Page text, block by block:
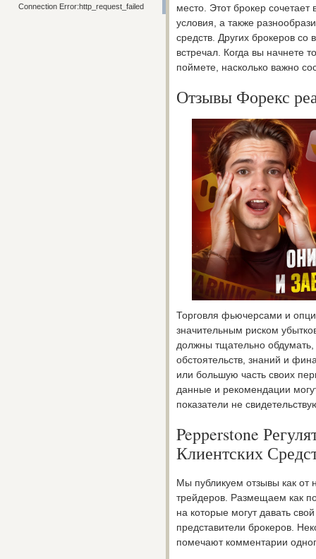
Connection Error:http_request_failed
место. Этот брокер сочетает
условия, а также
средств. Других брокеров
встречал. Когда вы начнете
поймете, насколько важно
Отзывы Форекс
Торговля фьючерсами и
значительным риском
должны тщательно
обстоятельств, знаний и
или большую часть своих
данные и рекомендации
показатели не
Pepperstone
Клиентских
Мы публикуем отзывы как от
трейдеров. Размещаем как
на которые могут давать
представители брокеров.
помечают комментарии